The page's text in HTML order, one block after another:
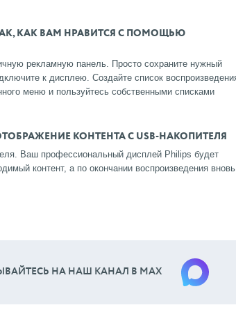
КАК ВАМ НРАВИТСЯ С ПОМОЩЬЮ
рекламную панель. Просто сохраните нужный
к дисплею. Создайте список
меню и пользуйтесь собственными списками
КОНТЕНТА С USB-НАКОПИТЕЛЯ
Ваш профессиональный дисплей Philips будет
контент, а по окончании воспроизведения вновь
НА НАШ КАНАЛ В МАХ